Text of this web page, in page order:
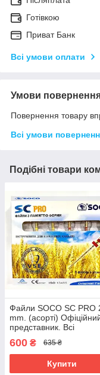
Готівкою
Приват Банк
Всі умови оплати
Умови
Повернення товару
Всі умови
Подібні товари
Файли SOCO SC PRO
mm. (асорті)
представник. Всі
розміри.Профайли
coxo
600 ₴ 635 ₴
Купити